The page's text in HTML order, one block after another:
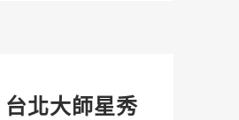
台北大師星秀